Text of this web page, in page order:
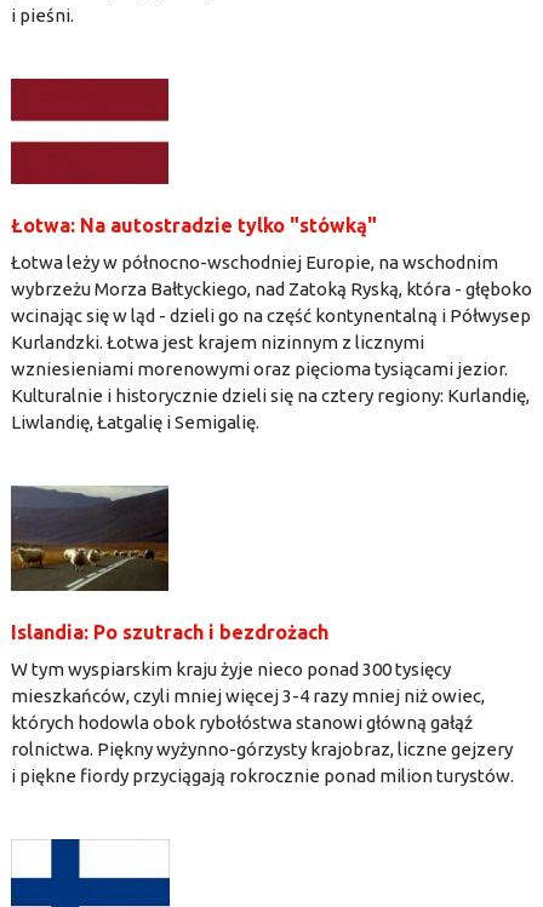
i pieśni.
Łotwa: Na autostradzie tylko "stówką"
Łotwa leży w północno-wschodniej Europie, na wschodnim
wybrzeżu Morza Bałtyckiego, nad Zatoką Ryską, która - głęboko
wcinając się w ląd - dzieli go na część kontynentalną i Półwysep
Kurlandzki. Łotwa jest krajem nizinnym z licznymi
wzniesieniami morenowymi oraz pięcioma tysiącami jezior.
Kulturalnie i historycznie dzieli się na cztery regiony: Kurlandię,
Liwlandię, Łatgalię i Semigalię.
Islandia: Po szutrach i bezdrożach
W tym wyspiarskim kraju żyje nieco ponad 300 tysięcy
mieszkańców, czyli mniej więcej 3-4 razy mniej niż owiec,
których hodowla obok rybołóstwa stanowi główną gałąź
rolnictwa. Piękny wyżynno-górzysty krajobraz, liczne gejzery
i piękne fiordy przyciągają rokrocznie ponad milion turystów.